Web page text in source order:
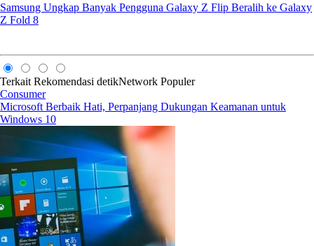
Samsung Ungkap Banyak Pengguna Galaxy Z Flip Beralih ke Galaxy
Z Fold 8
Terkait Rekomendasi detikNetwork Populer
Consumer
Microsoft Berbaik Hati, Perpanjang Dukungan Keamanan untuk
Windows 10